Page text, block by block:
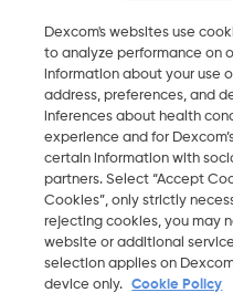
MAT-1943
2026 2024 Dexcom, Inc.
JP
Dexcom's websites use
to analyze performance on
information about your use
address, preferences, and
inferences about health
experience and for
certain information with
partners. Select “Accept
Cookies”, only strictly
rejecting cookies, you may
website or additional
selection applies on
device only.
Cookie Policy
こ
グローバ